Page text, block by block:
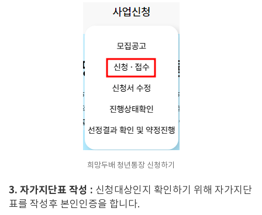
희망두배 청년통장 신청하기
3. 자가지단표 작성 : 신청대상인지 확인하기 위해 자가지단
표를 작성후 본인인증을 합니다.